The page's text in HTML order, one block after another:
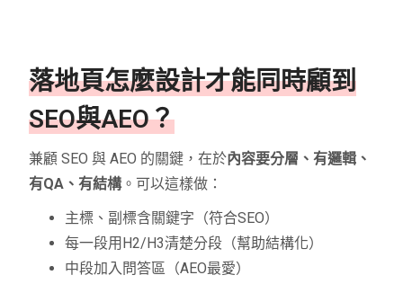
落地頁怎麼設計才能同時顧到
SEO與AEO？
兼顧 SEO 與 AEO 的關鍵，在於內容要分層、有邏輯、
有QA、有結構。可以這樣做：
主標、副標含關鍵字（符合SEO）
每一段用H2/H3清楚分段（幫助結構化）
中段加入問答區（AEO最愛）